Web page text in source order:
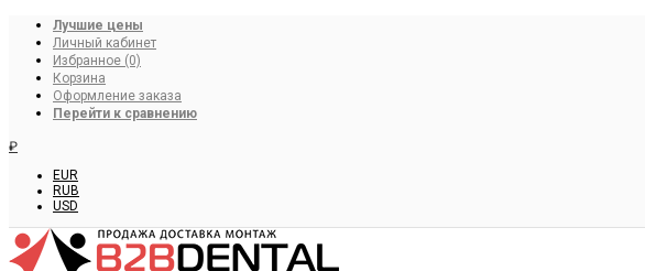
Лучшие цены
Личный кабинет
Избранное (0)
Корзина
Оформление заказа
Перейти к сравнению
₽
EUR
RUB
USD